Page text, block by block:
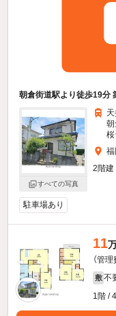
朝倉街道駅より徒歩19分
すべての写真
2階建
駐車場あり
11
（管理
敷 不
1階 /